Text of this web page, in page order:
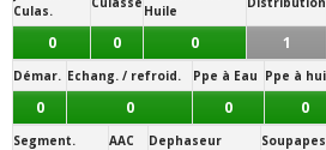
Fiabilité:5aiment
Accessibilité moteur:
alternateur
Culas.
Huile
0 0 0 1
Démar. Echang. / refroid. Ppe à Eau Ppe à
0 0 0 0
Segment. AAC Dephaseur Soupapes